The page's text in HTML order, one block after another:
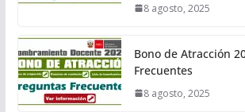
8 agosto, 2025
Bono de Atracción
Frecuentes
8 agosto, 2025